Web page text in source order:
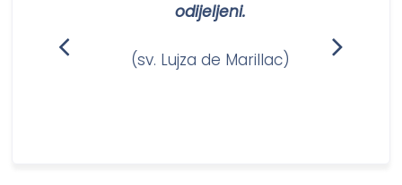
odijeljeni.
(sv. Lujza de Marillac)